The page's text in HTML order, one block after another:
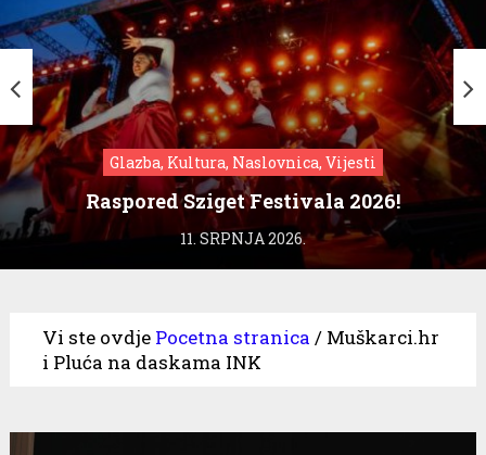
Glazba, Kultura, Naslovnica, Vijesti
Raspored Sziget Festivala 2026!
11. SRPNJA 2026.
Vi ste ovdje Pocetna stranica / Muškarci.hr
i Pluća na daskama INK